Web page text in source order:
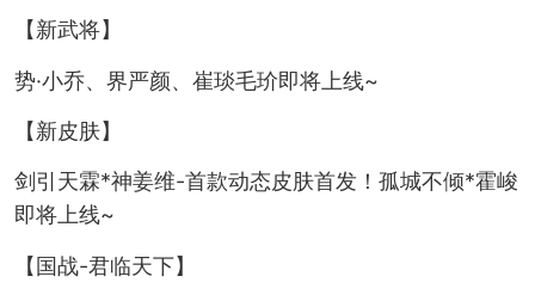
【新武将】
势·小乔、界严颜、崔琰毛玠即将上线~
【新皮肤】
剑引天霖*神姜维-首款动态皮肤首发！孤城不倾*霍峻
即将上线~
【国战-君临天下】